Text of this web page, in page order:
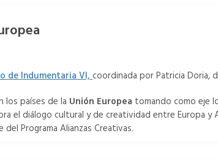
de Indumentaria VI,coordinada por Patricia Doria,
los países de la Unión Europea tomando como eje
el diálogo cultural y de creatividad entre Europa y
Programa Alianzas Creativas.